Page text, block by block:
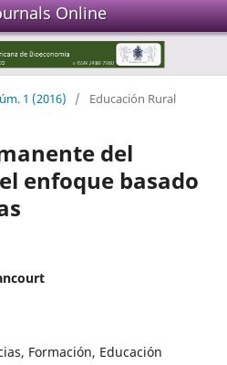
Online
1 (2016) / Educación Rural
del
enfoque basado
Formación, Educación